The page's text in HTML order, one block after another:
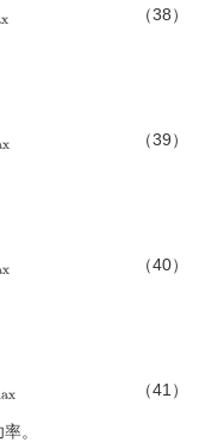
（38）
（39）
（40）
（41）
。